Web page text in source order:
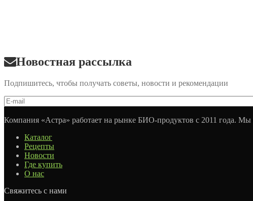
Новостная рассылка
Подпишитесь, чтобы получать советы, новости и рекомендации
Компания «Астра» работает на рынке БИО-продуктов с 2011 года.
Каталог
Рецепты
Новости
Где купить
О нас
Свяжитесь с нами